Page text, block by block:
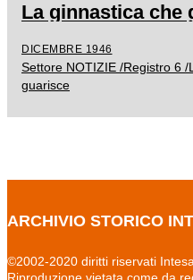
La ginnastica che
DICEMBRE 1946
Settore NOTIZIE /Registro 6
guarisce
ARCHIVIO STORICO
©2002-2020 diritti riservati